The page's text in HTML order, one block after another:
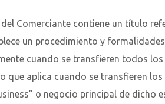
Comerciante contiene un título
un procedimiento y
cuando se transfieren todos
que aplica cuando se transfieren
o negocio principal de dicho